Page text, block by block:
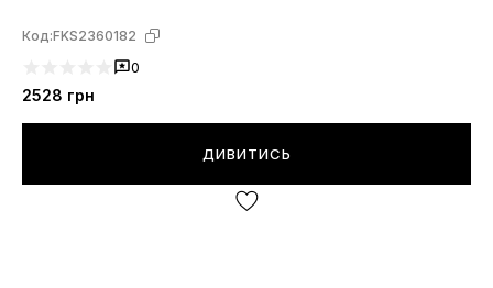
Код:FKS2360182
0
2528 грн
ДИВИТИСЬ